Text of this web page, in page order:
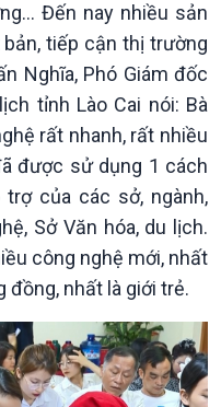
học & Công nghệ
Khoa học & Công nghệ
nối công nghệ
Sống chung với biến đổi
hậu
Đến nay nhiều sản
tiếp cận thị trường
Nghĩa, Phó Giám đốc
tỉnh Lào Cai nói: Bà
rất nhanh, rất nhiều
được sử dụng 1 cách
của các sở, ngành,
Sở Văn hóa, du lịch.
công nghệ mới, nhất
đồng, nhất là giới trẻ.